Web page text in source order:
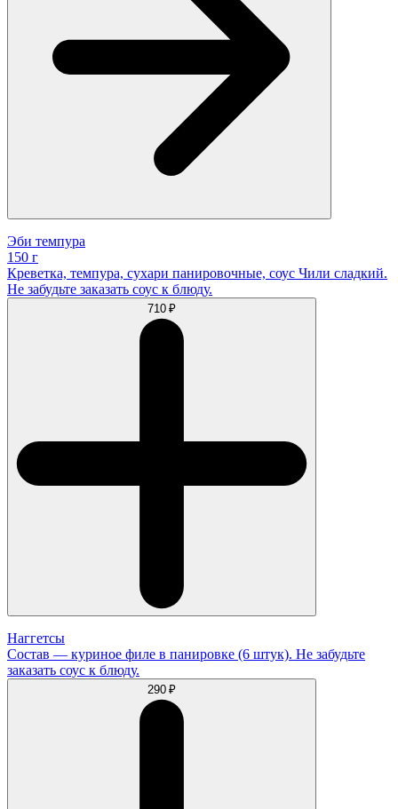
Эби темпура
150 г
Креветка, темпура, сухари панировочные, соус Чили сладкий.
Не забудьте заказать соус к блюду.
710 ₽
Наггетсы
Состав — куриное филе в панировке (6 штук). Не забудьте
заказать соус к блюду.
290 ₽